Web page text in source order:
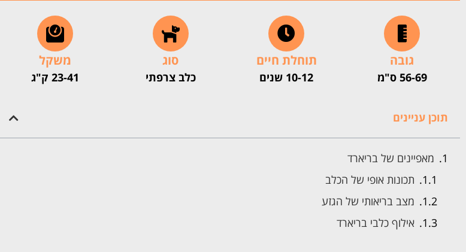
גובה
56-69 ס"מ
תוחלת חיים
10-12 שנים
סוג
כלב צרפתי
משקל
23-41 ק"ג
תוכן עניינים
מאפיינים של בריארד
תכונות אופי של הכלב
מצב בריאותי של הגזע
אילוף כלבי בריארד